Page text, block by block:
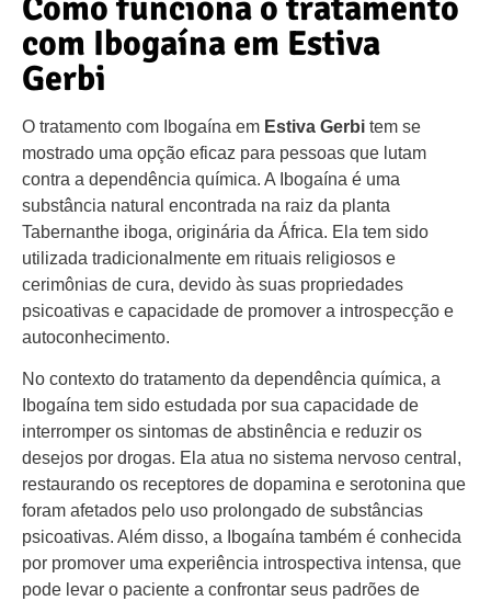
com Ibogaína em Estiva
Gerbi
O tratamento com Ibogaína em Estiva Gerbi tem se
mostrado uma opção eficaz para pessoas que lutam
contra a dependência química. A Ibogaína é uma
substância natural encontrada na raiz da planta
Tabernanthe iboga, originária da África. Ela tem sido
utilizada tradicionalmente em rituais religiosos e
cerimônias de cura, devido às suas propriedades
psicoativas e capacidade de promover a introspecção e
autoconhecimento.
No contexto do tratamento da dependência química, a
Ibogaína tem sido estudada por sua capacidade de
interromper os sintomas de abstinência e reduzir os
desejos por drogas. Ela atua no sistema nervoso central,
restaurando os receptores de dopamina e serotonina que
foram afetados pelo uso prolongado de substâncias
psicoativas. Além disso, a Ibogaína também é conhecida
por promover uma experiência introspectiva intensa, que
pode levar o paciente a confrontar seus padrões de